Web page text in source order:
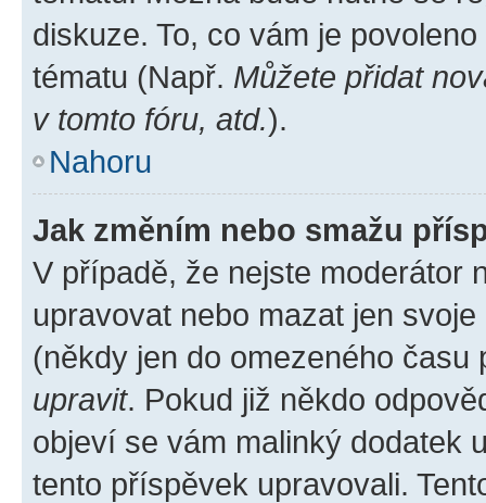
diskuze. To, co vám je
tématu (Např. Můžete přidat
v tomto fóru, atd.).
Nahoru
Jak změním nebo smažu
V případě, že nejste moderátor
upravovat nebo mazat jen
(někdy jen do omezeného
upravit. Pokud již někdo
objeví se vám malinký dodatek
tento příspěvek upravovali.